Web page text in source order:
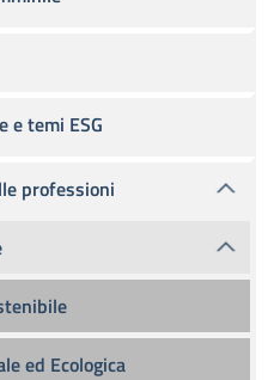
e temi ESG
professioni
ed Ecologica